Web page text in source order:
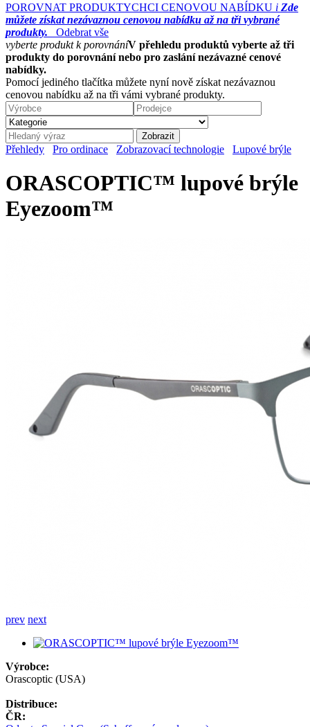
POROVNAT PRODUKTYCHCI CENOVOU NABÍDKU i Zde
můžete získat nezávaznou cenovou nabídku až na tři vybrané
produkty.
Odebrat vše
vyberte produkt k porovnáníV přehledu produktů vyberte až tři
produkty do porovnání nebo pro zaslání nezávazné cenové
nabídky.
Pomocí jediného tlačítka můžete nyní nově získat nezávaznou
cenovou nabídku až na tři vámi vybrané produkty.
Přehledy Pro ordinace Zobrazovací technologie Lupové brýle
ORASCOPTIC™ lupové brýle
Eyezoom™
prev next
Výrobce:
Orascoptic (USA)
Distribuce:
ČR: